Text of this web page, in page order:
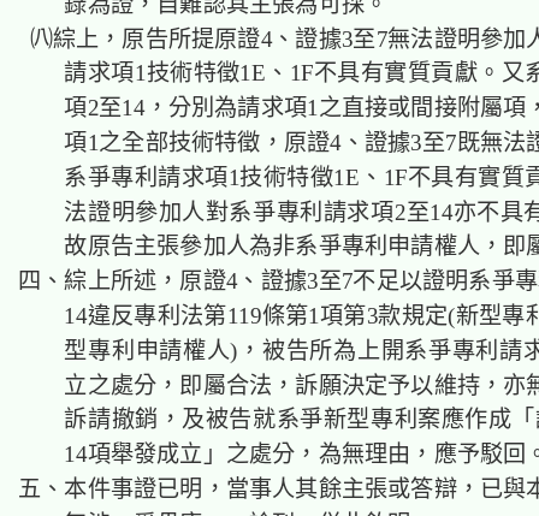
㈧綜上，原告所提原證4、證據3至7無法證明參加
請求項1技術特徵1E、1F不具有實質貢獻。又
項2至14，分別為請求項1之直接或間接附屬項
項1之全部技術特徵，原證4、證據3至7既無法
系爭專利請求項1技術特徵1E、1F不具有實質
法證明參加人對系爭專利請求項2至14亦不具
故原告主張參加人為非系爭專利申請權人，即
四、綜上所述，原證4、證據3至7不足以證明系爭
14違反專利法第119條第1項第3款規定(新型專
型專利申請權人)，被告所為上開系爭專利請
立之處分，即屬合法，訴願決定予以維持，亦
訴請撤銷，及被告就系爭新型專利案應作成
14項舉發成立」之處分，為無理由，應予駁回
五、本件事證已明，當事人其餘主張或答辯，已與